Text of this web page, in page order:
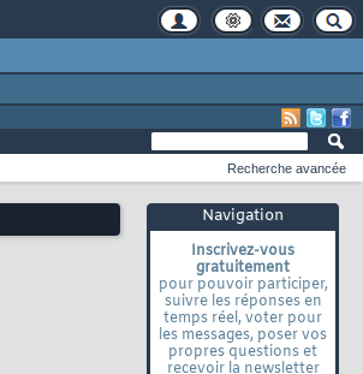
Navigation
Inscrivez-vous
gratuitement
pour pouvoir participer,
suivre les réponses en
temps réel, voter pour
les messages, poser vos
propres questions et
recevoir la newsletter
Recherche avancée